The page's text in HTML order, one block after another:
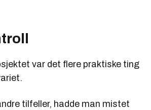
var det flere praktiske ting
tilfeller, hadde man mistet